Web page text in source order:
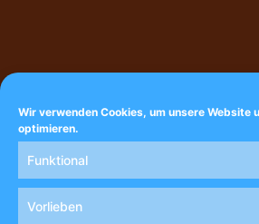
Wir verwenden Cookies, um unsere Website
optimieren.
Funktional
Vorlieben
EIN PROJEKT